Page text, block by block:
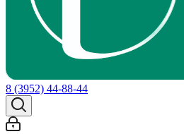
8 (3952) 44-88-44